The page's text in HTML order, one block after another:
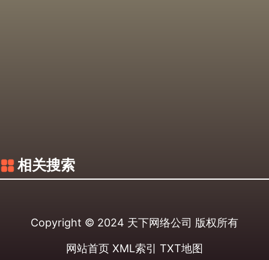
相关搜索
Copyright © 2024 天下网络公司 版权所有
网站首页 XML索引 TXT地图